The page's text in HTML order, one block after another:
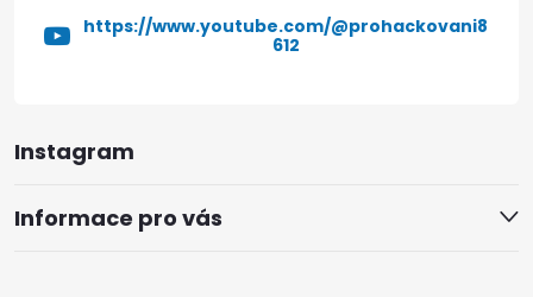
Instagram
Informace pro vás
https://www.youtube.com/@prohackovani8
612